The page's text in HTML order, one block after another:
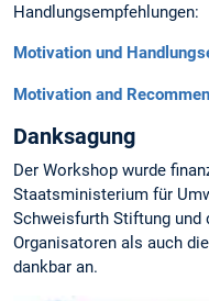
Handlungsempfehlungen:
Motivation und
Motivation and
Danksagung
Der Workshop wurde
Staatsministerium für
Schweisfurth Stiftung und
Organisatoren als auch
dankbar an.